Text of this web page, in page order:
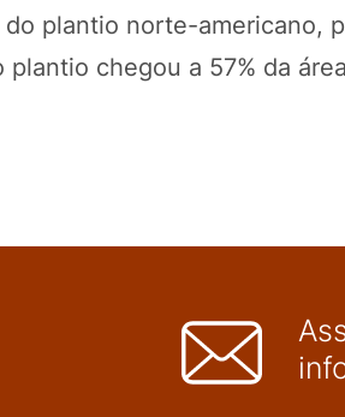
plantio norte-americano,
plantio chegou a 57% da